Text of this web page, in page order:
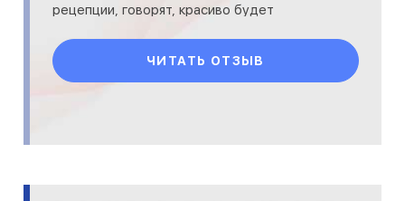
рецепции, говорят, красиво будет
ЧИТАТЬ ОТЗЫВ